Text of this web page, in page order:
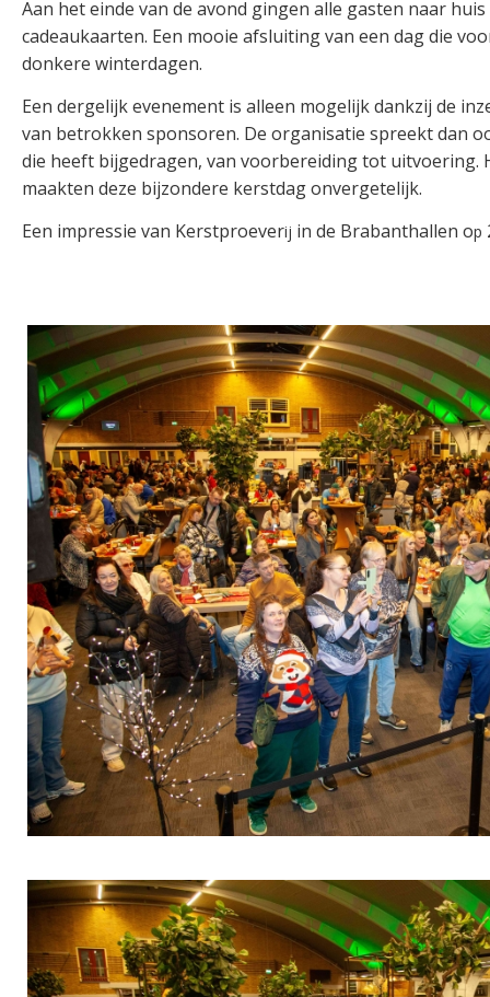
Aan het einde van de avond gingen alle gasten naar
cadeaukaarten. Een mooie afsluiting van een dag die
donkere winterdagen.
Een dergelijk evenement is alleen mogelijk dankzij de
van betrokken sponsoren. De organisatie spreekt dan
die heeft bijgedragen, van voorbereiding tot uitvoering.
maakten deze bijzondere kerstdag onvergetelijk.
Een impressie van Kerstproeverij in de Brabanthallen op